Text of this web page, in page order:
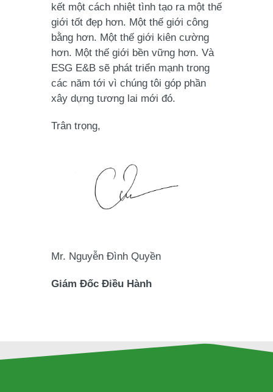
kết một cách nhiệt tình tạo ra một thế
giới tốt đẹp hơn. Một thế giới công
bằng hơn. Một thế giới kiên cường
hơn. Một thế giới bền vững hơn. Và
ESG E&B sẽ phát triển mạnh trong
các năm tới vì chúng tôi góp phần
xây dựng tương lai mới đó.
Trân trọng,
Mr. Nguyễn Đình Quyền
Giám Đốc Điều Hành